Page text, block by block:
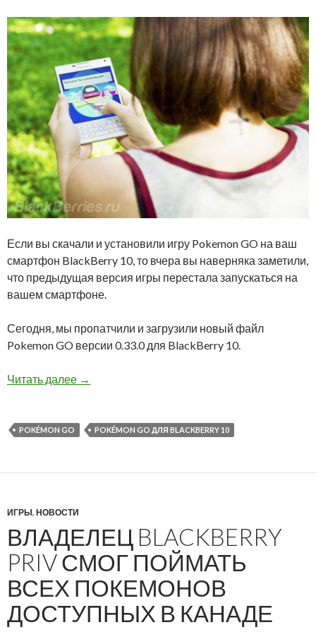
Если вы скачали и установили игру Pokemon GO на ваш
смартфон BlackBerry 10, то вчера вы наверняка заметили,
что предыдущая версия игры перестала запускаться на
вашем смартфоне.
Сегодня, мы пропатчили и загрузили новый файл
Pokemon GO версии 0.33.0 для BlackBerry 10.
Читать далее Обновленная пропатченная версия
→
POKÉMON GO POKÉMON GO ДЛЯ BLACKBERRY 10
ИГРЫ, НОВОСТИ
ВЛАДЕЛЕЦ BLACKBERRY
PRIV СМОГ ПОЙМАТЬ
ВСЕХ ПОКЕМОНОВ
ДОСТУПНЫХ В КАНАДЕ